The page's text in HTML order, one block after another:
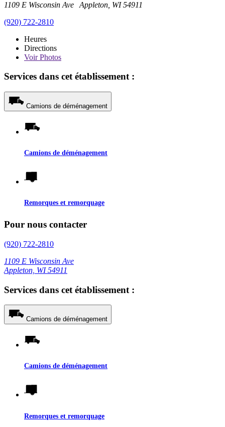
1109 E Wisconsin Ave Appleton, WI 54911
(920) 722-2810
Heures
Directions
VoirPhotos
Services dans cet établissement :
Camions de déménagement
Camions de déménagement
Remorques et remorquage
Pour nous contacter
(920) 722-2810
1109 E Wisconsin Ave
Appleton, WI 54911
Services dans cet établissement :
Camions de déménagement
Camions de déménagement
Remorques et remorquage